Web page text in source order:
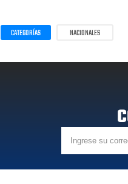
CATEGORÍAS NACIONALES